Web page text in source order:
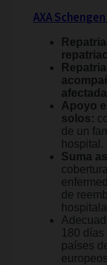
AXA
afectada
Apoyo
solos:
de un
hospital.
Suma
de
180
países